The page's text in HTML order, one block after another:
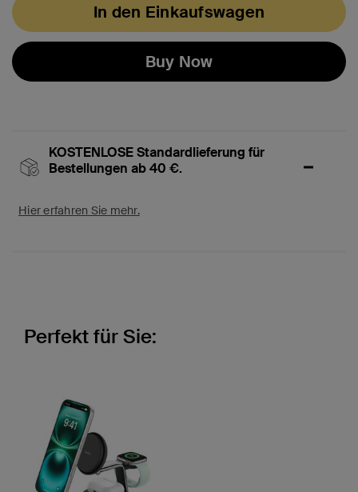
In den Einkaufswagen
Buy Now
KOSTENLOSE Standardlieferung für
Bestellungen ab 40 €.
Hier erfahren Sie mehr.
Perfekt für Sie: